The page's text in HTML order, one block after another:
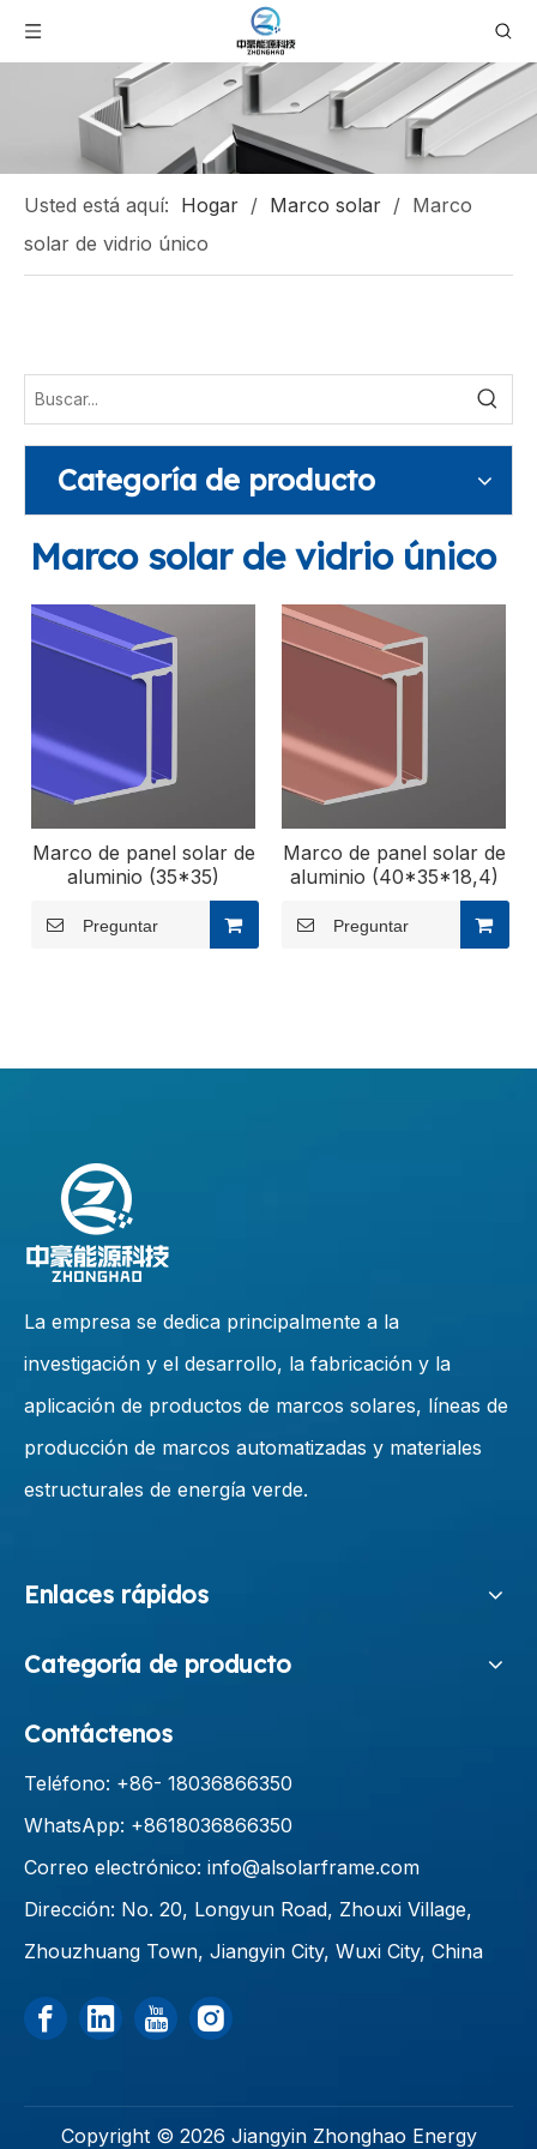
Usted está aquí: Hogar / Marco solar / Marco
solar de vidrio único
Categoría de producto
Marco solar de vidrio único
Marco de panel solar de
aluminio (35*35)
Preguntar
Marco de panel solar de
aluminio (40*35*18,4)
Preguntar
La empresa se dedica principalmente a la
investigación y el desarrollo, la fabricación y la
aplicación de productos de marcos solares, líneas de
producción de marcos automatizadas y materiales
estructurales de energía verde.
Enlaces rápidos
Categoría de producto
Contáctenos
Teléfono: +86- 18036866350
WhatsApp: +8618036866350
Correo electrónico: info@alsolarframe.com
Dirección: No. 20, Longyun Road, Zhouxi Village,
Zhouzhuang Town, Jiangyin City, Wuxi City, China
Copyright © 2026 Jiangyin Zhonghao Energy